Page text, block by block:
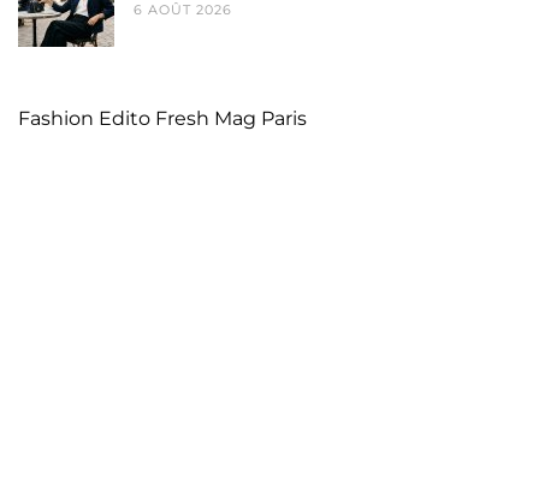
6 AOÛT 2026
Fashion Edito Fresh Mag Paris